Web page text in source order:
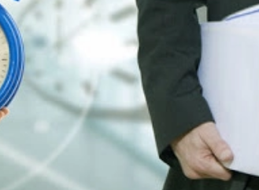
29-июн 2026, 10:29
Халқ билан очиқ
манфаатларига
давлат
25-июн 2026, 11:04
Электрон обуна:
тез ва қулай йўл
23-июн 2026, 10:05
Хусусий боғчада 5